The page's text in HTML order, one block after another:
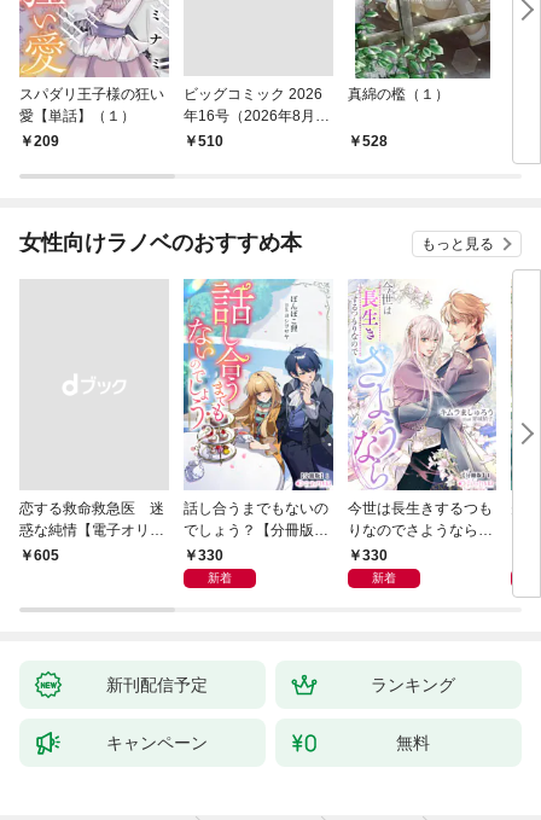
スパダリ王子様の狂い
愛【単話】（１）
209
ビッグコミック 2026
年16号（2026年8月7
日発売）
￥510
真綿の檻（１）
528
女性向けラノベのおすすめ本 もっと見る
恋する救命救急医 迷
惑な純情【電子オリジ
ナル】
￥605
話し合うまでもないの
でしょう？【分冊版】
1 330
新着
今世は長生きするつも
りなのでさようなら
【分冊版】1
330
新着
新刊配信予定 ランキング
キャンペーン 無料